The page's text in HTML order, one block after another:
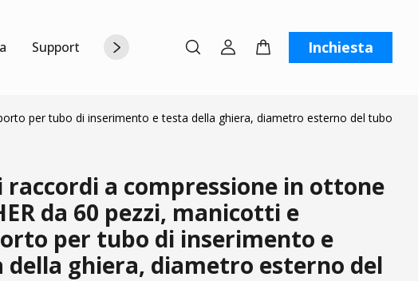
Supporto Chi siamo Contattaci Inchiesta
per tubo di inserimento e testa della ghiera, diametro esterno del tubo
raccordi a compressione in ottone
da 60 pezzi, manicotti e
per tubo di inserimento e
della ghiera, diametro esterno del